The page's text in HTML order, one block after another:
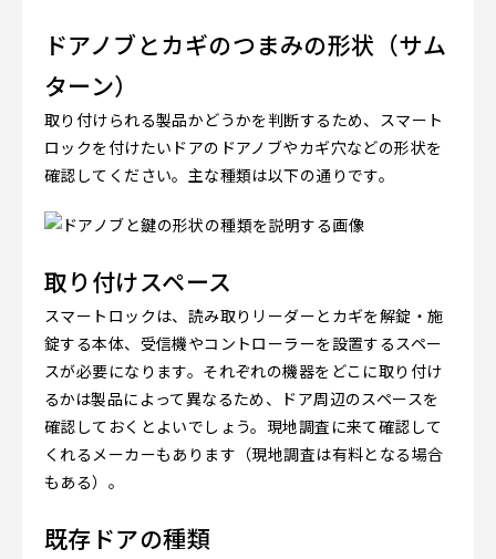
ドアノブとカギのつまみの形状（サム
ターン）
取り付けられる製品かどうかを判断するため、スマート
ロックを付けたいドアのドアノブやカギ穴などの形状を
確認してください。主な種類は以下の通りです。
取り付けスペース
スマートロックは、読み取りリーダーとカギを解錠・施
錠する本体、受信機やコントローラーを設置するスペー
スが必要になります。それぞれの機器をどこに取り付け
るかは製品によって異なるため、ドア周辺のスペースを
確認しておくとよいでしょう。現地調査に来て確認して
くれるメーカーもあります（現地調査は有料となる場合
もある）。
既存ドアの種類